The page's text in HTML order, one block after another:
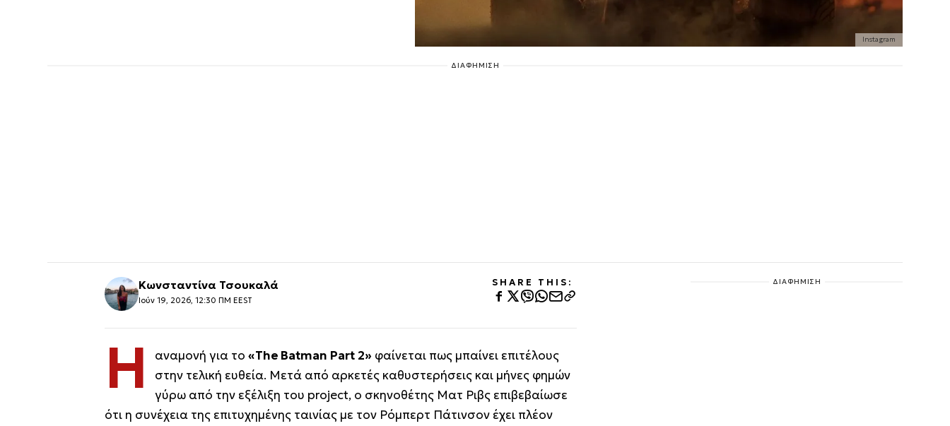
Instagram
ΔΙΑΦΗΜΙΣΗ
Κωνσταντίνα Τσουκαλά
Ιούν 19, 2026, 12:30 ΠΜ EEST
SHARE THIS:
Η αναμονή για το «The Batman Part 2» φαίνεται πως μπαίνει επιτέλους
στην τελική ευθεία. Μετά από αρκετές καθυστερήσεις και μήνες φημών
γύρω από την εξέλιξη του project, ο σκηνοθέτης Ματ Ριβς επιβεβαίωσε
ότι η συνέχεια της επιτυχημένης ταινίας με τον Ρόμπερτ Πάτινσον έχει πλέον
ΔΙΑΦΗΜΙΣΗ